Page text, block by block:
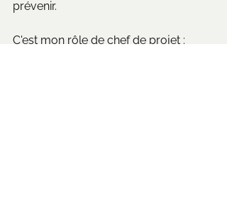
prévenir.
C'est mon rôle de chef de projet :